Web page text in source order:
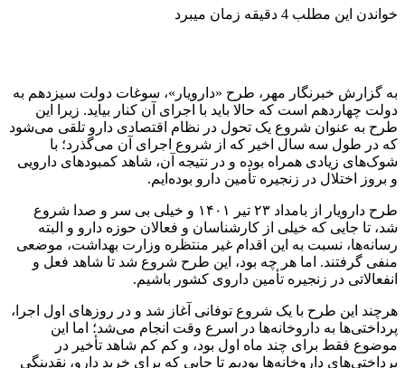
خواندن این مطلب 4 دقیقه زمان میبرد
به گزارش خبرنگار مهر، طرح «دارویار »، سوغات دولت سیزدهم به
دولت چهاردهم است که حالا باید با اجرای آن کنار بیاید. زیرا این
طرح به عنوان شروع یک تحول در نظام اقتصادی دارو تلقی می‌شود
که در طول سه سال اخیر که از شروع اجرای آن می‌گذرد؛ با
شوک‌های زیادی همراه بوده و در نتیجه آن، شاهد کمبودهای دارویی
و بروز اختلال در زنجیره تأمین دارو بوده‌ایم.
طرح دارویار
از بامداد ۲۳ تیر ۱۴۰۱ و خیلی بی سر و صدا شروع
شد، تا جایی که خیلی از کارشناسان و فعالان حوزه دارو و البته
رسانه‌ها، نسبت به این اقدام غیر منتظره وزارت بهداشت، موضعی
منفی گرفتند. اما هر چه بود، این طرح شروع شد تا شاهد فعل و
انفعالاتی در زنجیره تأمین داروی کشور باشیم.
هرچند این طرح با یک شروع توفانی آغاز شد و در روزهای اول اجرا،
پرداختی‌ها به داروخانه‌ها در اسرع وقت انجام می‌شد؛ اما این
موضوع فقط برای چند ماه اول بود، و کم کم شاهد تأخیر در
پرداختی‌های داروخانه‌ها بودیم تا جایی که برای خرید دارو، نقدینگی